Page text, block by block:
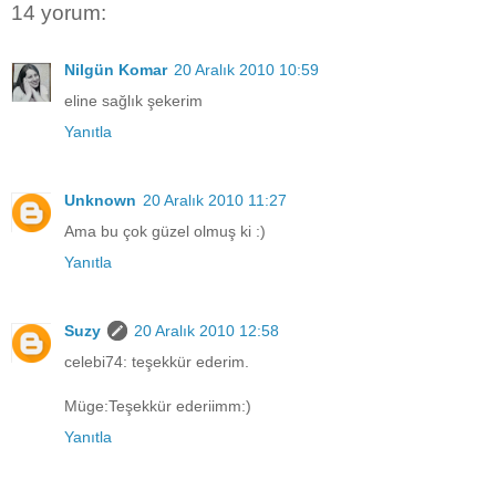
14 yorum:
Nilgün Komar 20 Aralık 2010 10:59
eline sağlık şekerim
Yanıtla
Unknown 20 Aralık 2010 11:27
Ama bu çok güzel olmuş ki :)
Yanıtla
Suzy
20 Aralık 2010 12:58
celebi74: teşekkür ederim.
Müge:Teşekkür ederiimm:)
Yanıtla